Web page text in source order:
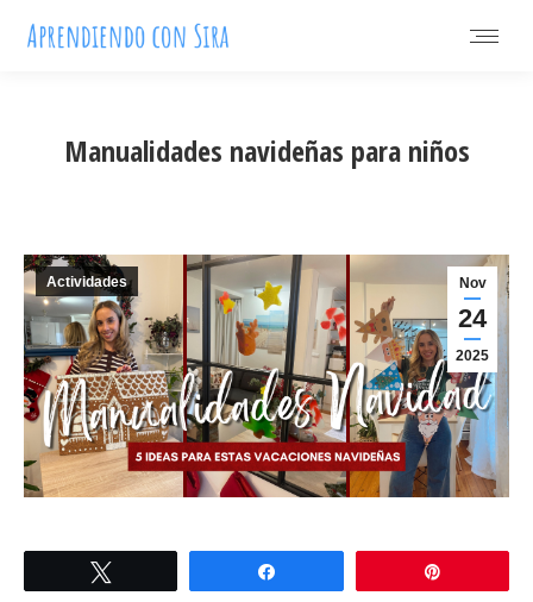
Manualidades navideñas para niños
Nov
24
2025
Actividades